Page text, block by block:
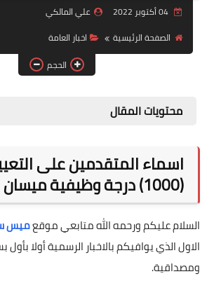
قسم
قطع
04 أكتوبر 2022
علي المالكي
الصفحة الرئيسية
اخبار العامة
الحجم
محتويات المقال
اسماء المتقدمين على
(1000) درجة وظيفية ميسان
السلام عليكم ورحمه الله متابعي موقعميس
الاول الذي يوافيكم بالاخبار الرسمية أولا
ومصداقية.